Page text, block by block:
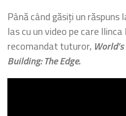
Până când găsiți un
las cu un video pe care
recomandat tuturor,
Building: The Edge.